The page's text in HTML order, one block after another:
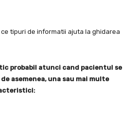
tipuri de informatii ajuta la ghidarea
probabil atunci cand pacientul se
asemenea, una sau mai multe